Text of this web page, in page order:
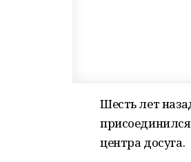
Шесть лет
центра досуга.